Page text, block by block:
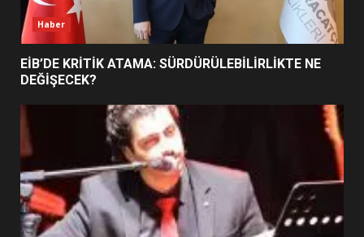
BURHANİYE BELEDİYESPOR’DA
YENİ YÖNETİM NASIL
Haber
EİB’DE KRİTİK ATAMA: SÜRDÜRÜLEBİLİRLİKTE NE
DEĞİŞECEK?